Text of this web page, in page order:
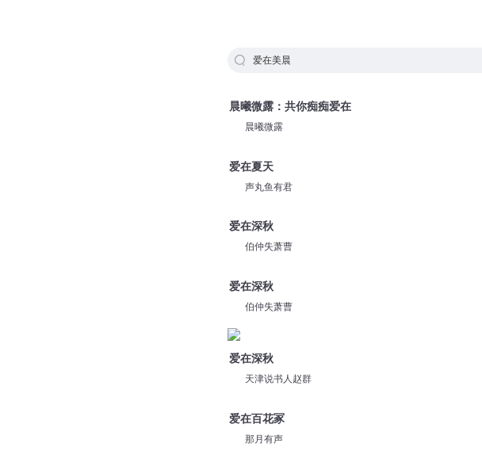
爱在美晨
晨曦微露：共你痴痴爱在
晨曦微露
爱在夏天
声丸鱼有君
爱在深秋
伯仲失萧曹
爱在深秋
伯仲失萧曹
爱在深秋
天津说书人赵群
爱在百花冢
那月有声